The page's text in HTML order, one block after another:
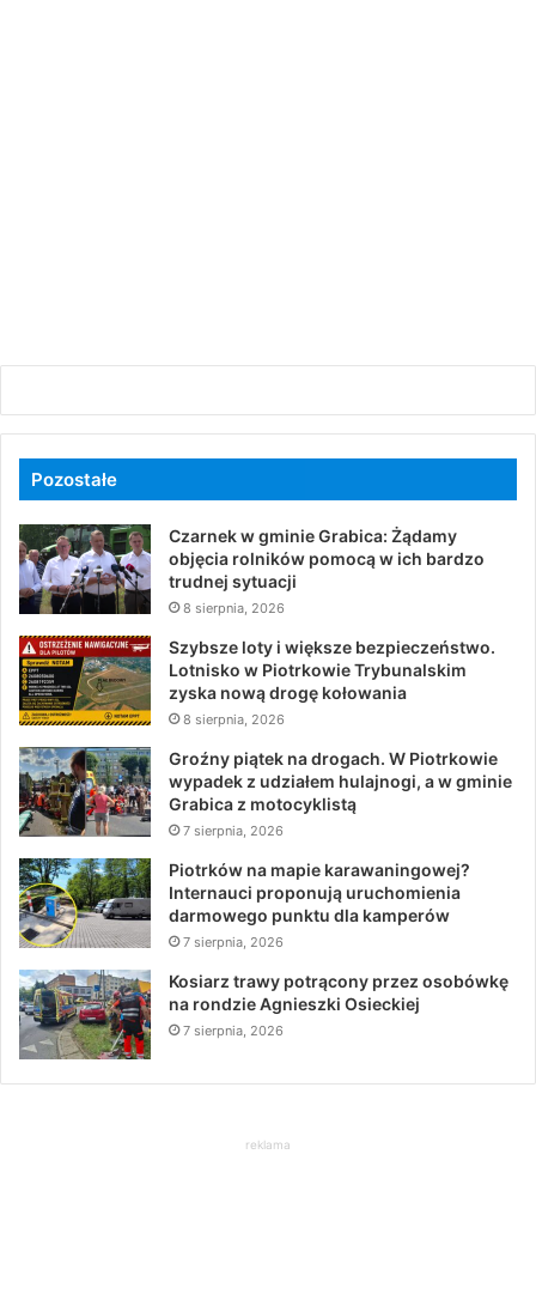
Pozostałe
Czarnek w gminie Grabica: Żądamy
objęcia rolników pomocą w ich bardzo
trudnej sytuacji
8 sierpnia, 2026
Szybsze loty i większe bezpieczeństwo.
Lotnisko w Piotrkowie Trybunalskim
zyska nową drogę kołowania
8 sierpnia, 2026
Groźny piątek na drogach. W Piotrkowie
wypadek z udziałem hulajnogi, a w gminie
Grabica z motocyklistą
7 sierpnia, 2026
Piotrków na mapie karawaningowej?
Internauci proponują uruchomienia
darmowego punktu dla kamperów
7 sierpnia, 2026
Kosiarz trawy potrącony przez osobówkę
na rondzie Agnieszki Osieckiej
7 sierpnia, 2026
reklama